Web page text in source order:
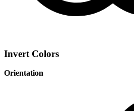
Invert Colors
Orientation